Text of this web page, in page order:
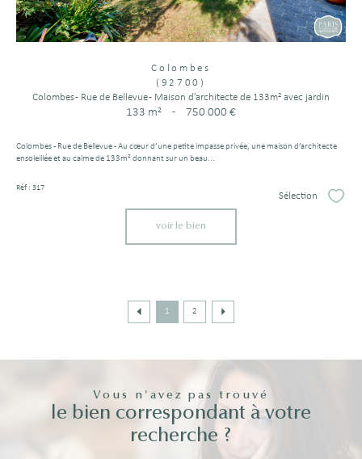
Colombes
(92700)
Colombes - Rue de Bellevue - Maison d’architecte de 133m² avec jardin
133 m² - 750 000 €
Colombes - Rue de Bellevue - Au cœur d’une petite impasse privée, une maison d’architecte
ensoleillée et au calme de 133m² donnant sur un beau...
Réf : 317
Sélection
voir le bien
1 2
Vous n'avez pas trouvé
le bien correspondant à votre
recherche ?